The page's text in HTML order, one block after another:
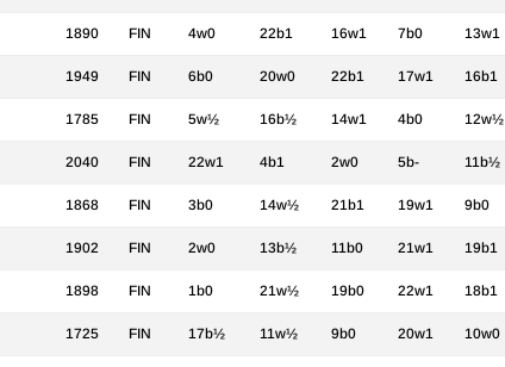
1890 FIN 4w0 22b1 16w1 7b0 13w1
1949 FIN 6b0 20w0 22b1 17w1 16b1
1785 FIN 5w½ 16b½ 14w1 4b0 12w½
2040 FIN 22w1 4b1 2w0 5b- 11b½
1868 FIN 3b0 14w½ 21b1 19w1 9b0
1902 FIN 2w0 13b½ 11b0 21w1 19b1
1898 FIN 1b0 21w½ 19b0 22w1 18b1
1725 FIN 17b½ 11w½ 9b0 20w1 10w0